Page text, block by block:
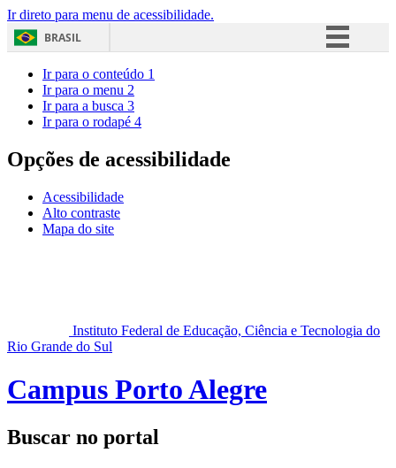
Ir direto para menu de acessibilidade.
BRASIL
Acesso à informação
Ir para o conteúdo 1
Ir para o menu 2
Ir para a busca 3
Ir para o rodapé 4
Opções de acessibilidade
Acessibilidade
Alto contraste
Mapa do site
Instituto Federal de Educação, Ciência e Tecnologia do
Rio Grande do Sul
Campus Porto Alegre
Buscar no portal